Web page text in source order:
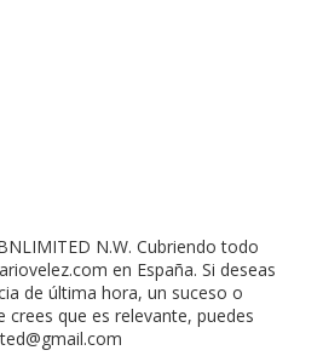
N.W. Cubriendo todo
en España. Si deseas
de última hora, un suceso o
crees que es relevante, puedes